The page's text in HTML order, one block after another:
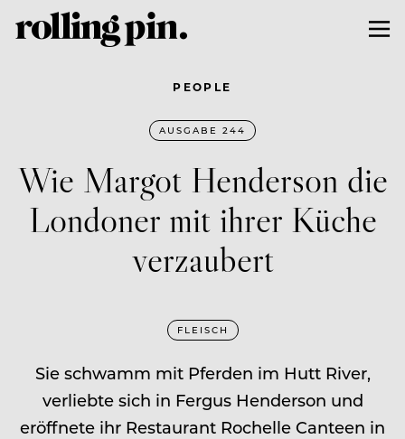
PEOPLE
AUSGABE 244
Wie Margot Henderson die
Londoner mit ihrer Küche
verzaubert
FLEISCH
Sie schwamm mit Pferden im Hutt River,
verliebte sich in Fergus Henderson und
eröffnete ihr Restaurant Rochelle Canteen in